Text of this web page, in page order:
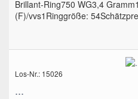
Brillant-Ring750 WG3,4
(F)/vvs1Ringgröße:
Los-Nr.: 15026
...